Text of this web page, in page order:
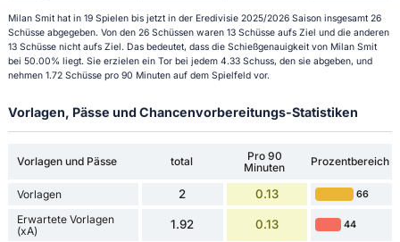
Milan Smit hat in 19 Spielen bis jetzt in der Eredivisie 2025/2026 Saison insgesamt 26
Schüsse abgegeben. Von den 26 Schüssen waren 13 Schüsse aufs Ziel und die anderen
13 Schüsse nicht aufs Ziel. Das bedeutet, dass die Schießgenauigkeit von Milan Smit
bei 50.00% liegt. Sie erzielen ein Tor bei jedem 4.33 Schuss, den sie abgeben, und
nehmen 1.72 Schüsse pro 90 Minuten auf dem Spielfeld vor.
Vorlagen, Pässe und Chancenvorbereitungs-Statistiken
Vorlagen und Pässe total
Pro 90
Minuten
Prozentbereich
Vorlagen 2 0.13 66
Erwartete Vorlagen
(xA)
1.92 0.13 44